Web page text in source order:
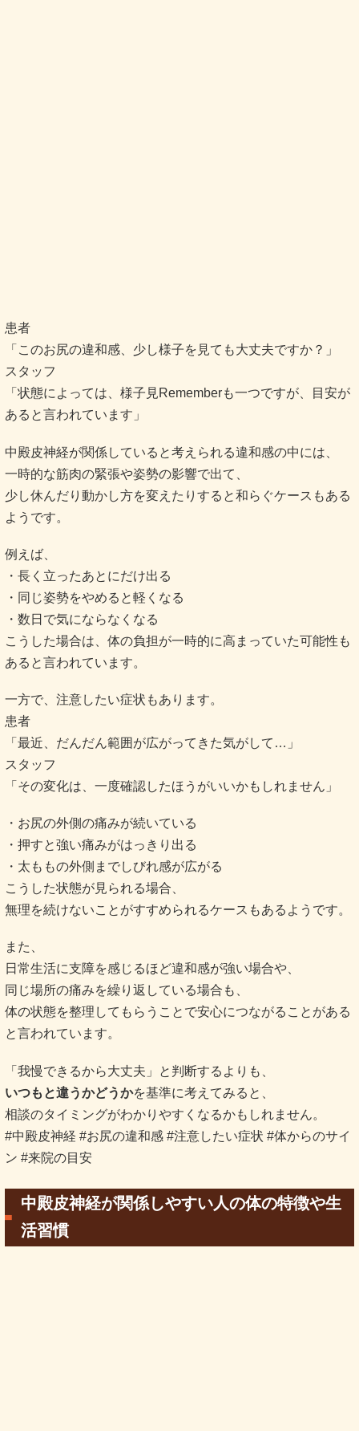
患者
「このお尻の違和感、少し様子を見ても大丈夫ですか？」
スタッフ
「状態によっては、様子見Rememberも一つですが、目安が
あると言われています」
中殿皮神経が関係していると考えられる違和感の中には、
一時的な筋肉の緊張や姿勢の影響で出て、
少し休んだり動かし方を変えたりすると和らぐケースもある
ようです。
例えば、
・長く立ったあとにだけ出る
・同じ姿勢をやめると軽くなる
・数日で気にならなくなる
こうした場合は、体の負担が一時的に高まっていた可能性も
あると言われています。
一方で、注意したい症状もあります。
患者
「最近、だんだん範囲が広がってきた気がして…」
スタッフ
「その変化は、一度確認したほうがいいかもしれません」
・お尻の外側の痛みが続いている
・押すと強い痛みがはっきり出る
・太ももの外側までしびれ感が広がる
こうした状態が見られる場合、
無理を続けないことがすすめられるケースもあるようです。
また、
日常生活に支障を感じるほど違和感が強い場合や、
同じ場所の痛みを繰り返している場合も、
体の状態を整理してもらうことで安心につながることがある
と言われています。
「我慢できるから大丈夫」と判断するよりも、
いつもと違うかどうかを基準に考えてみると、
相談のタイミングがわかりやすくなるかもしれません。
#中殿皮神経 #お尻の違和感 #注意したい症状 #体からのサイ
ン #来院の目安
中殿皮神経が関係しやすい人の体の特徴や生
活習慣